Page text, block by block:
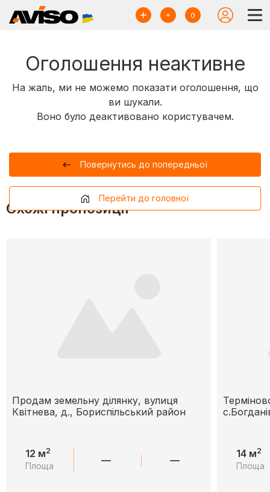
0
Оголошення неактивне
На жаль, ми не можемо показати оголошення, що
ви шукали.
Воно було деактивовано користувачем.
Повернутись до попередньої
Перейти до головної
Схожі пропозиції
Продам земельну ділянку, вулиця
Квітнева, д., Бориспільський район
12 м2
Площа — —
14 м2
Площа